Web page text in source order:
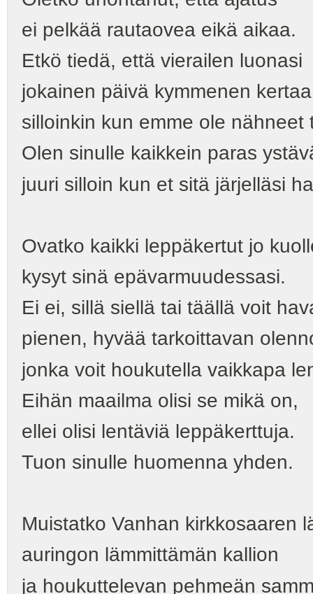
ei pelkää rautaovea eikä aikaa.
Etkö tiedä, että vierailen luonasi
jokainen päivä kymmenen kertaa
silloinkin kun emme ole nähneet
Olen sinulle kaikkein paras
juuri silloin kun et sitä järjelläsi
Ovatko kaikki leppäkertut jo
kysyt sinä epävarmuudessasi.
Ei ei, sillä siellä tai täällä voit
pienen, hyvää tarkoittavan
jonka voit houkutella vaikkapa
Eihän maailma olisi se mikä on,
ellei olisi lentäviä leppäkerttuja.
Tuon sinulle huomenna yhden.
Muistatko Vanhan kirkkosaaren
auringon lämmittämän kallion
ja houkuttelevan pehmeän